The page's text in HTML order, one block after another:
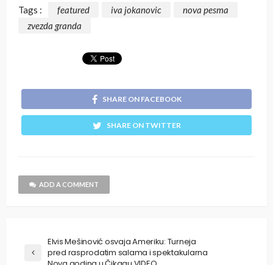
Tags : featured iva jokanovic
nova pesma
zvezda granda
SHARE ON FACEBOOK
SHARE ON TWITTER
ADD A COMMENT
Elvis Mešinović osvaja Ameriku: Turneja
pred rasprodatim salama i spektakularna